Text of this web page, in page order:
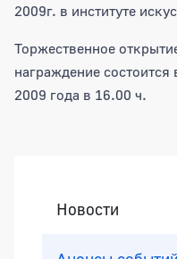
2009г. в институте
Торжественное
награждение состоится
2009 года в 16.00 ч.
Новости